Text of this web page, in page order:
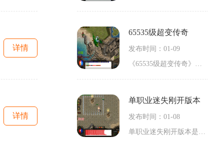
详情
65535级超变传奇
发布时间：01-09
《65535级超变传奇》是一款经典的2D传奇游戏，以角色扮演为主题，拥有万人在线的玩家互动模式。这款游戏以其独特的玩法和精彩的剧情而备受玩家们的喜爱，深受好评和推崇。传奇游戏的玩法非常简单易懂，没有太多复杂的操作，使得玩家能够轻松上手。游戏中，玩家可以选择不同的职业角色，并通过完成各种任务和战斗来升级自己的等级。游戏中还有丰富的副本和BOSS战，让玩家能够享受到刺激和挑战，增加游戏的可玩性。传奇游戏以其万人在线的特色而闻名。玩家可以与其他玩家进行实时互动，组队打怪、PK竞技，...
详情
单职业迷失刚开版本
发布时间：01-08
单职业迷失刚开版本是一款经典的2D游戏，深受传奇游戏爱好者的喜爱。作为一款角色扮演游戏，它具有万人在线、玩家互动、野外冒险、组队战斗、装备打造、技能学习以及练级攻略等精彩玩法，让玩家能够体验到刺激的战斗与传奇的冒险。单职业迷失刚开版本作为传奇游戏的一种新形式，采用了经典的2D游戏画面，并且聚集了大量玩家。玩家可以选择自己喜欢的职业，并且通过冒险、练级的方式不断提升自己的实力。游戏中的万人在线模式使得玩家能够与其他玩家进行实时的互动，一起组队完成各种任务和副本，体验真实的组队战...